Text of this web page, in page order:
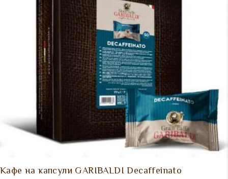
Кафе на капсули GARIBALDI Decaffeinato